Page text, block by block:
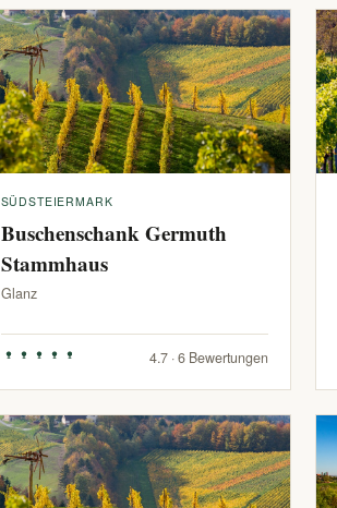
SÜDSTEIERMARK
Buschenschank Germuth
Stammhaus
Glanz
4.7 · 6 Bewertungen